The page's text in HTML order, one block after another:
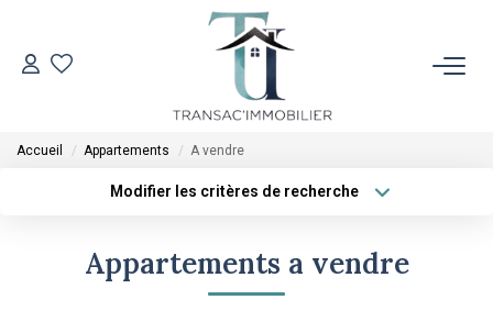
ACCUEIL
Accueil Appartements A vendre
Modifier les critères de recherche
Sélectionnez...
Type de bienAppartements a vendre